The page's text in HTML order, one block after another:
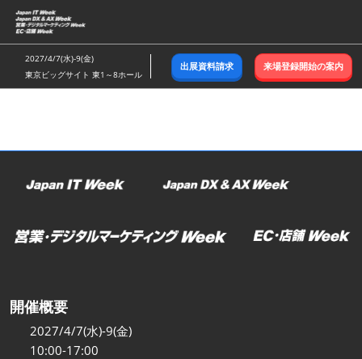
ス
キ
ッ
し
む
2027/4/7(水)-9(金)
東京ビッグサイト 東1～8ホール
出展資料請求 来場登録開始の案内
開催概要
2027/4/7(水)-9(金)
10:00-17:00